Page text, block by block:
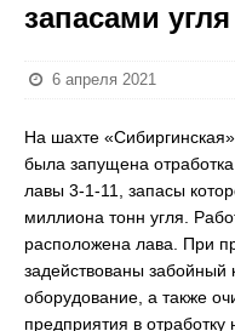
запасами
6 апреля 2021
На шахте
была запущена
лавы 3-1-11, запасы
миллиона тонн угля.
расположена лава. При
задействованы забойный
оборудование, а также
предприятия в отработку